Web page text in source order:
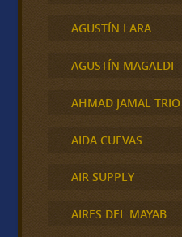
AGUSTÍN LARA
AGUSTÍN MAGALDI
AHMAD JAMAL TRIO
AIDA CUEVAS
AIR SUPPLY
AIRES DEL MAYAB